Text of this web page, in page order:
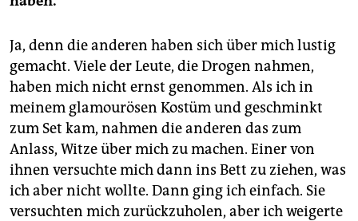
Ja, denn die anderen haben sich über mich lustig
gemacht. Viele der Leute, die Drogen nahmen,
haben mich nicht ernst genommen. Als ich in
meinem glamourösen Kostüm und geschminkt
zum Set kam, nahmen die anderen das zum
Anlass, Witze über mich zu machen. Einer von
ihnen versuchte mich dann ins Bett zu ziehen, was
ich aber nicht wollte. Dann ging ich einfach. Sie
versuchten mich zurückzuholen, aber ich weigerte